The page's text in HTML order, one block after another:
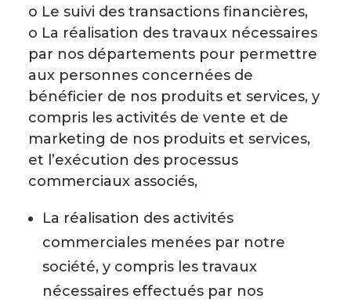
o Le suivi des transactions financières,
o La réalisation des travaux nécessaires
par nos départements pour permettre
aux personnes concernées de
bénéficier de nos produits et services, y
compris les activités de vente et de
marketing de nos produits et services,
et l’exécution des processus
commerciaux associés,
La réalisation des activités
commerciales menées par notre
société, y compris les travaux
nécessaires effectués par nos